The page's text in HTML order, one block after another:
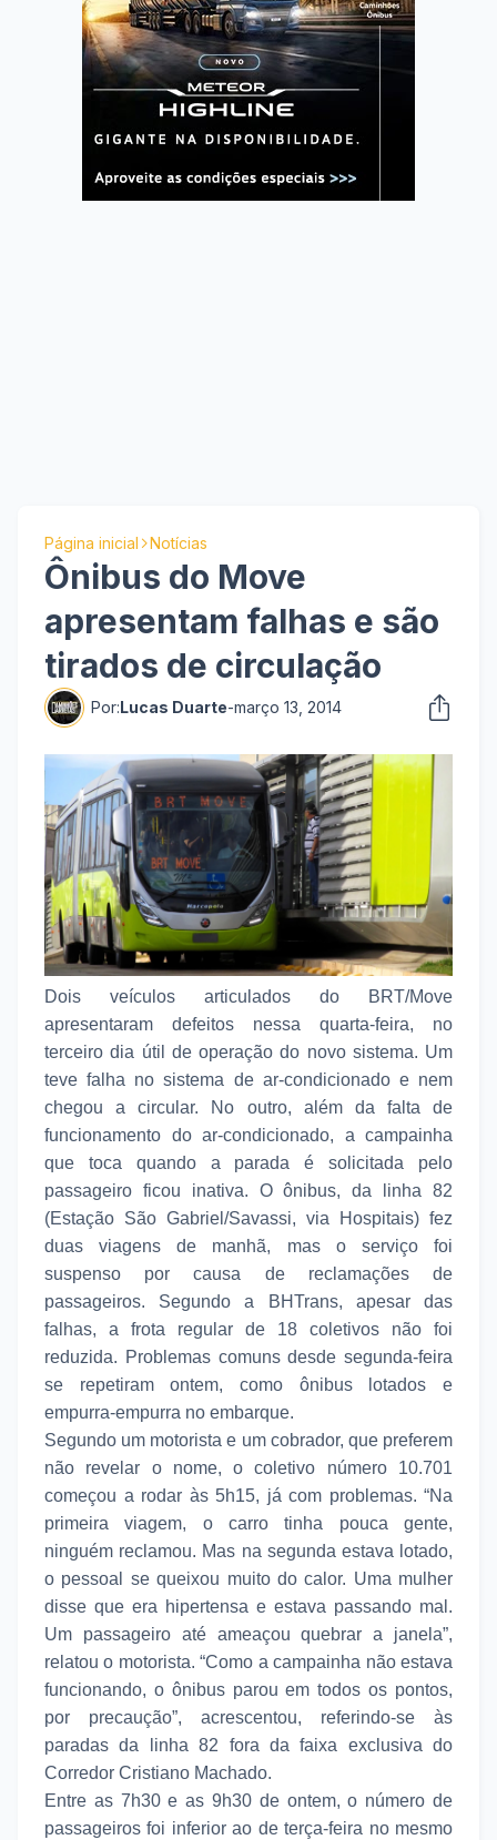
Página inicial Notícias
Ônibus do Move
apresentam falhas e são
tirados de circulação
Por:Lucas Duarte-março 13, 2014
Dois veículos articulados do BRT/Move
apresentaram defeitos nessa quarta-feira, no
terceiro dia útil de operação do novo sistema. Um
teve falha no sistema de ar-condicionado e nem
chegou a circular. No outro, além da falta de
funcionamento do ar-condicionado, a campainha
que toca quando a parada é solicitada pelo
passageiro ficou inativa. O ônibus, da linha 82
(Estação São Gabriel/Savassi, via Hospitais) fez
duas viagens de manhã, mas o serviço foi
suspenso por causa de reclamações de
passageiros. Segundo a BHTrans, apesar das
falhas, a frota regular de 18 coletivos não foi
reduzida. Problemas comuns desde segunda-feira
se repetiram ontem, como ônibus lotados e
empurra-empurra no embarque.
Segundo um motorista e um cobrador, que preferem
não revelar o nome, o coletivo número 10.701
começou a rodar às 5h15, já com problemas. “Na
primeira viagem, o carro tinha pouca gente,
ninguém reclamou. Mas na segunda estava lotado,
o pessoal se queixou muito do calor. Uma mulher
disse que era hipertensa e estava passando mal.
Um passageiro até ameaçou quebrar a janela”,
relatou o motorista. “Como a campainha não estava
funcionando, o ônibus parou em todos os pontos,
por precaução”, acrescentou, referindo-se às
paradas da linha 82 fora da faixa exclusiva do
Corredor Cristiano Machado.
Entre as 7h30 e as 9h30 de ontem, o número de
passageiros foi inferior ao de terça-feira no mesmo